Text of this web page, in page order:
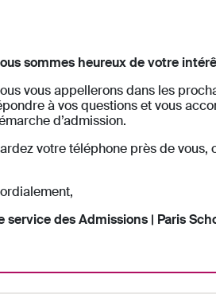
sommes heureux de votre
vous appellerons dans les
à vos questions et vous
d’admission.
votre téléphone près de vous,
service des Admissions | Paris